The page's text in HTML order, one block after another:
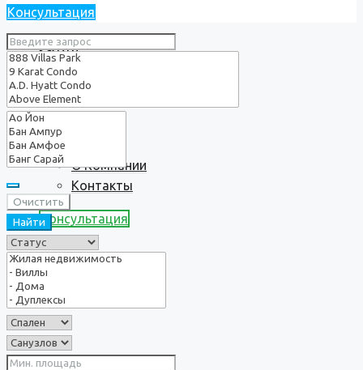
Услуги
О нас
О Компании
Контакты
Консультация
Консультация
Очистить
Найти